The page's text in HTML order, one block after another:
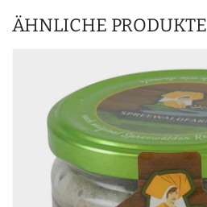
ÄHNLICHE PRODUKTE